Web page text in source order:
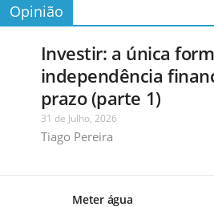
Opinião
Investir: a única
independência
prazo (parte 1)
31 de Julho, 2026
Tiago Pereira
Meter água